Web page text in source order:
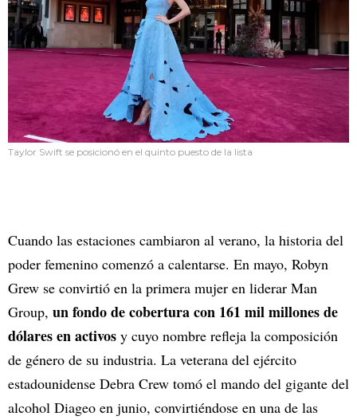
Taylor Swift se posicionó en el quinto puesto de la lista
Cuando las estaciones cambiaron al verano, la historia del
poder femenino comenzó a calentarse. En mayo, Robyn
Grew se convirtió en la primera mujer en liderar Man
Group, un fondo de cobertura con 161 mil millones de
dólares en activos y cuyo nombre refleja la composición
de género de su industria. La veterana del ejército
estadounidense Debra Crew tomó el mando del gigante del
alcohol Diageo en junio, convirtiéndose en una de las